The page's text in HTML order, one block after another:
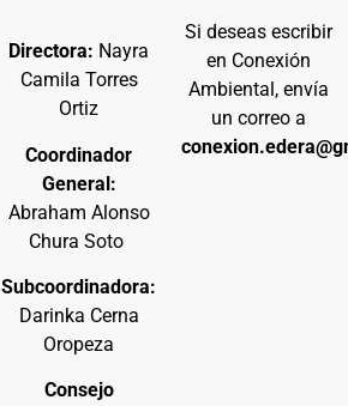
Directora: Nayra
Camila Torres
Ortiz
Coordinador
General:
Abraham Alonso
Chura Soto
Subcoordinadora:
Darinka Cerna
Oropeza
Consejo
Si deseas escribir
en Conexión
Ambiental, envía
un correo a